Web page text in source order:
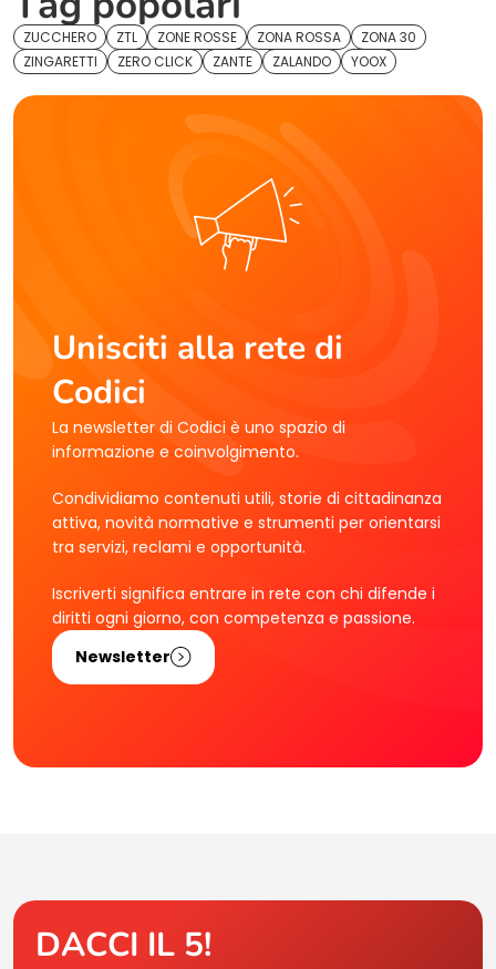
ZUCCHERO ZTL ZONE ROSSE ZONA ROSSA
ZONA 30
ZINGARETTI
ZERO CLICK ZANTE ZALANDO YOOX
Unisciti alla rete di
Codici
La newsletter di Codici è uno spazio di
informazione e coinvolgimento.
Condividiamo contenuti utili, storie di cittadinanza
attiva, novità normative e strumenti per orientarsi
tra servizi, reclami e opportunità.
Iscriverti significa entrare in rete con chi difende i
diritti ogni giorno, con competenza e passione.
Newsletter
DACCI IL 5!